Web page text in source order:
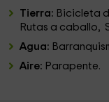
Tierra: Bicicleta
Rutas a caballo,
Agua:
Aire: Parapente.